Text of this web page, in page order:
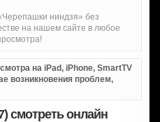
ниндзя» без
на нашем сайте в любое
на iPad, iPhone, SmartTV
возникновения проблем,
смотреть онлайн